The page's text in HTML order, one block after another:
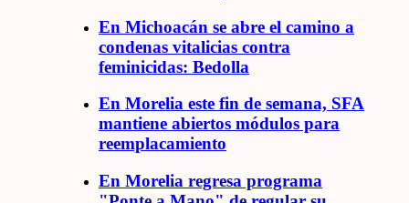
En Michoacán se abre el camino a
condenas vitalicias contra
feminicidas: Bedolla
En Morelia este fin de semana, SFA
mantiene abiertos módulos para
reemplacamiento
En Morelia regresa programa